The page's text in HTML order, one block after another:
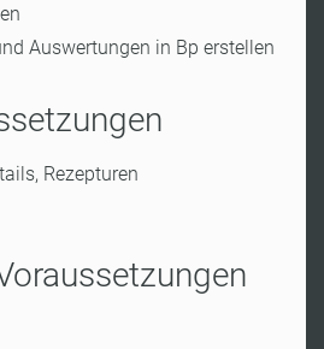
Auswertungen in Bp erstellen
Rezepturen